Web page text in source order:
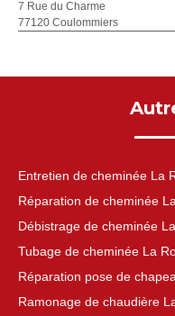
7 Rue du Charme
77120 Coulommiers
Entretien de cheminée La
Réparation de cheminée
Débistrage de cheminée
Tubage de cheminée La
Réparation pose de
Ramonage de chaudière